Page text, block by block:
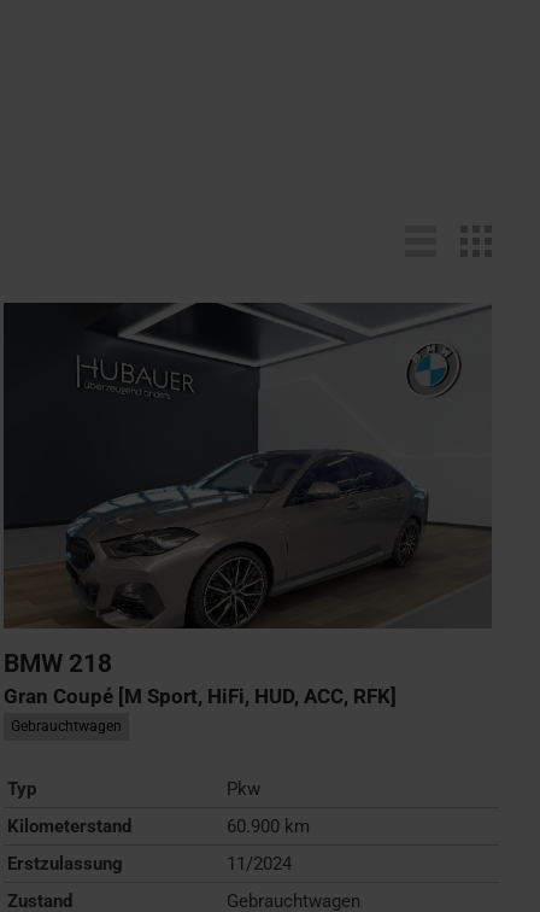
BMW 218
Gran Coupé [M Sport, HiFi, HUD, ACC, RFK]
Gebrauchtwagen
Typ
Pkw
Kilometerstand
60.900 km
Erstzulassung
11/2024
Zustand
Gebrauchtwagen